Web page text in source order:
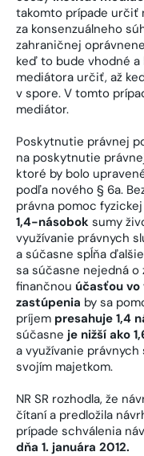
takomto prípade určiť
za konsenzuálneho
zahraničnej
keď to bude vhodné
mediátora určiť, až
v spore. V tomto
mediátor.
Poskytnutie právnej
na poskytnutie
ktoré by bolo
podľa nového § 6a.
právna pomoc
1,4-násobok sumy
využívanie právnych
a súčasne spĺňa
sa súčasne nejedná
finančnou účasťou
zastúpenia by sa
príjem presahuje 1,4
súčasne je nižší ako
a využívanie
svojím majetkom.
NR SR rozhodla, že
čítaní a predložila
prípade schválenia
dňa 1. januára 2012.